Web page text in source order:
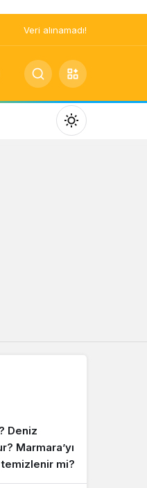
Veri alınamadı!
Mod
değiştir
Deniz
Marmara’yı
mi?